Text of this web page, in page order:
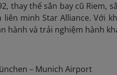
thay thế sân bay cũ Riem,
minh Star Alliance. Với
hành và trải nghiệm hành
– Munich Airport